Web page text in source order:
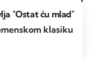
"Ostat ću mlad"
klasiku